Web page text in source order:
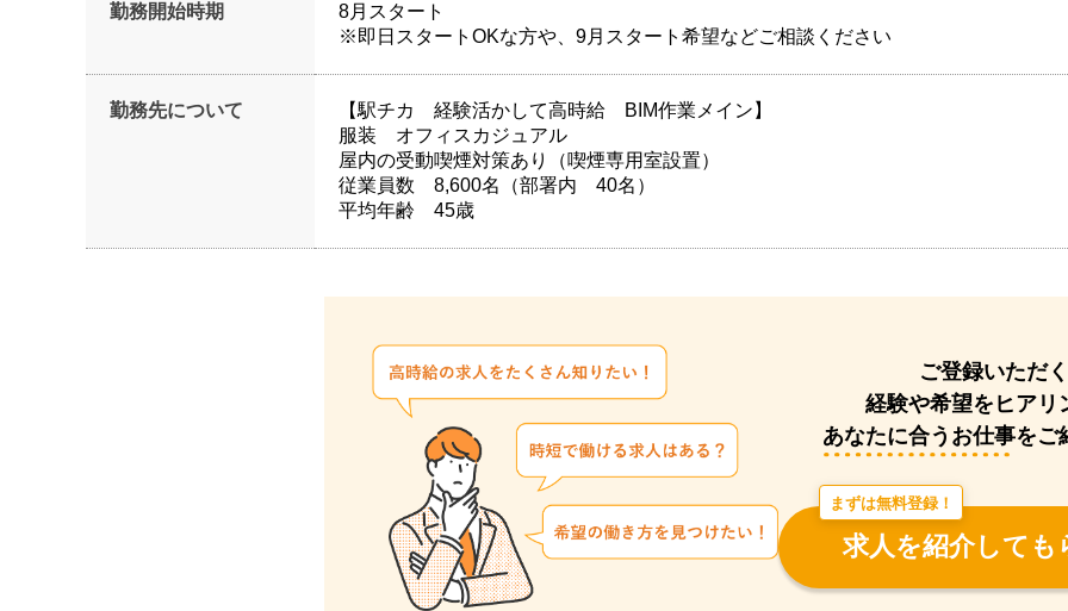
勤務開始時期
8月スタート
※即日スタートOKな方や、9月スタート希望などご相談ください
勤務先について
【駅チカ 経験活かして高時給 BIM作業メイン】
服装 オフィスカジュアル
屋内の受動喫煙対策あり（喫煙専用室設置）
従業員数 8,600名（部署内 40名）
平均年齢 45歳
ご登録いただ
経験や希望をヒアリ
あなたに合うお仕事をご
まずは無料登録！
求人を紹介しても